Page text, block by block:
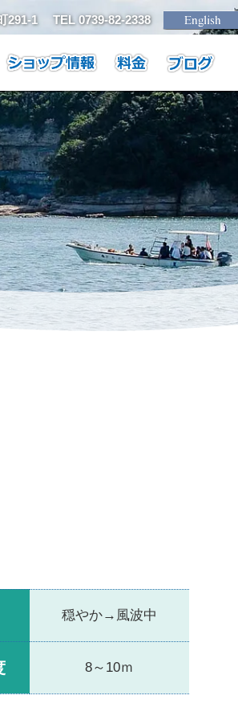
291-1 TEL 0739-82-2338
穏やか→風波中
8～10ｍ